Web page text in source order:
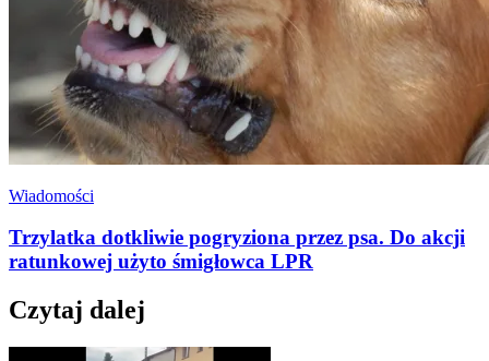
Wiadomości
Trzylatka dotkliwie pogryziona przez psa. Do akcji
ratunkowej użyto śmigłowca LPR
Czytaj dalej